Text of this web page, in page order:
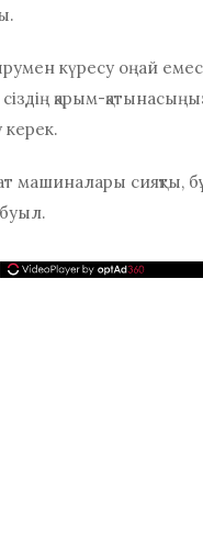
күресу оңай
сіздің қарым-
керек.
машиналары сияқты,